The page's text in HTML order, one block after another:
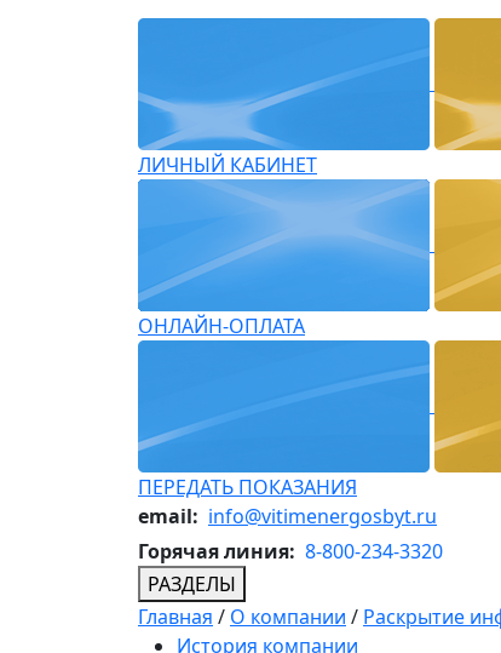
ЛИЧНЫЙ КАБИНЕТ
ОНЛАЙН-ОПЛАТА
ПЕРЕДАТЬ ПОКАЗАНИЯ
email: info@vitimenergosbyt.ru
Горячая линия: 8-800-234-3320
РАЗДЕЛЫ
Главная / О компании / Раскрытие
История компании